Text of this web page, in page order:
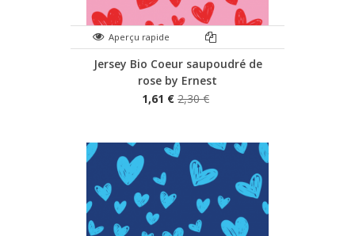
Aperçu rapide
Jersey Bio Coeur saupoudré de
rose by Ernest
1,61 € 2,30 €